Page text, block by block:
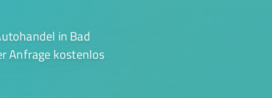
in Bad
Anfrage kostenlos